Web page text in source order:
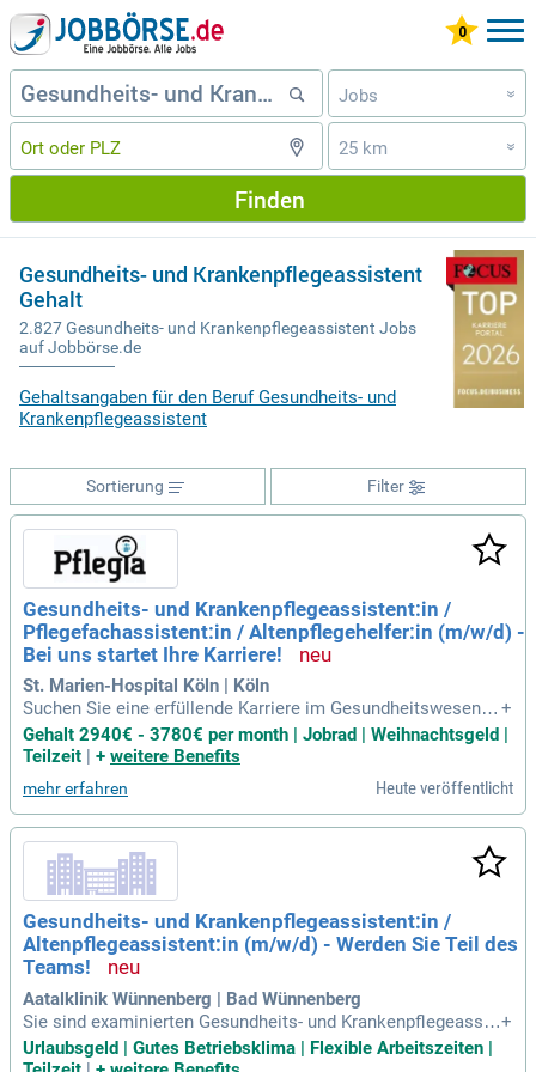
Jobs »
25 km »
Finden
Gesundheits- und Krankenpflegeassistent
Gehalt
2.827 Gesundheits- und Krankenpflegeassistent Jobs
auf Jobbörse.de
Gehaltsangaben für den Beruf Gesundheits- und
Krankenpflegeassistent
Filter
Sortierung
Gesundheits- und Krankenpflegeassistent:in /
Pflegefachassistent:in / Altenpflegehelfer:in (m/w/d) -
Bei uns startet Ihre Karriere!
St. Marien-Hospital Köln | Köln
Suchen Sie eine erfüllende Karriere im Gesundheitswesen?
Wir bieten eine spannende Möglichkeit für Gesundheits- und
Krankenpflegeassistent:in oder Altenpflegehelfer:in mit eine
n Sie von einer attraktiven Bezahlung nach Tarif, sowie zahlr
eichen Zusatzleistungen wie Urlaubs- und Weihnachtsgeld.
Bei uns erwarten Sie optimaler Personalschlüssel und vielfä
ltige Fort- und Weiterbildungschancen. Unterstützen Sie Pati
ent:innen in internen Transporten und führen Sie Grund- sow
ie Behandlungspflegen durch. Werden Sie Teil unseres enga
gierten Teams und erleben Sie eine wertvolle Zusammenarb
eit in der Pflege!
+
Gehalt 2940€ - 3780€ per month | Jobrad | Weihnachtsgeld |
Teilzeit
+ weitere Benefits
mehr erfahren Heute veröffentlicht
Gesundheits- und Krankenpflegeassistent:in /
Altenpflegeassistent:in (m/w/d) - Werden Sie Teil des
Teams!
Aatalklinik Wünnenberg | Bad Wünnenberg
Sie sind examinierten Gesundheits- und Krankenpflegeassis
tent:in oder Altenpflegehelfer:in und suchen eine neue Hera
usforderung? Bei der Aatalklinik Wünnenberg bieten wir Ihne
+
Urlaubsgeld | Gutes Betriebsklima | Flexible Arbeitszeiten |